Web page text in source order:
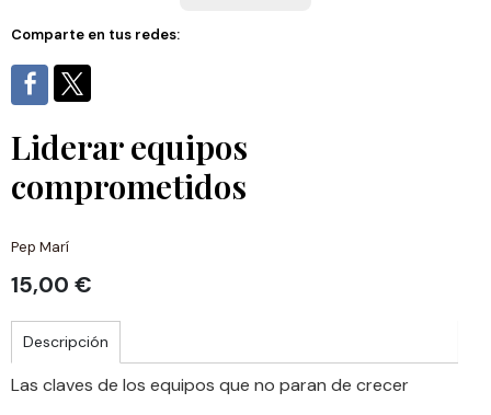
Comparte en tus redes:
Liderar equipos
comprometidos
Pep Marí
15,00 €
Descripción
Las claves de los equipos que no paran de crecer